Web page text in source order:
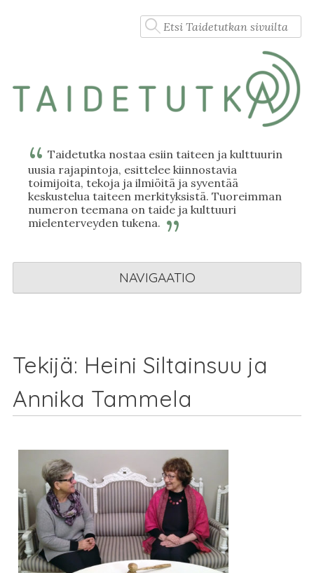
Taidetutka nostaa esiin taiteen ja kulttuurin
uusia rajapintoja, esittelee kiinnostavia
toimijoita, tekoja ja ilmiöitä ja syventää
keskustelua taiteen merkityksistä. Tuoreimman
numeron teemana on taide ja kulttuuri
mielenterveyden tukena.
NAVIGAATIO
Tekijä: Heini Siltainsuu ja
Annika Tammela